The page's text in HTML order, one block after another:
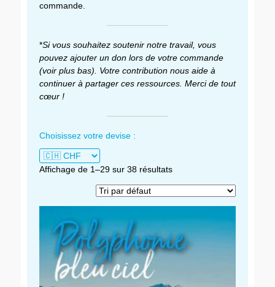
commande.
*Si vous souhaitez soutenir notre travail, vous
pouvez ajouter un don lors de votre commande
(voir plus bas). Votre contribution nous aide à
continuer à partager ces ressources. Merci de tout
cœur !
Choisissez votre devise :
Affichage de 1–29 sur 38 résultats